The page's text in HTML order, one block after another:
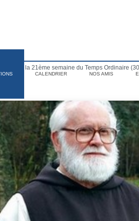
CALENDRIER NOS AMIS
de la 21ème semaine du Temps Ordinaire